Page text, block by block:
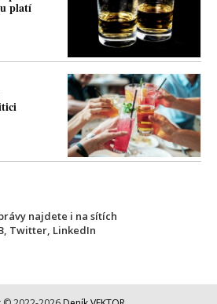
platí
najdete i na sítích
, Twitter, LinkedIn